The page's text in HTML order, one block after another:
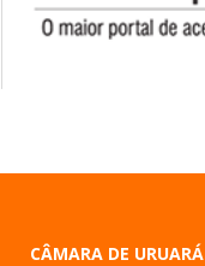
CÂMARA DE URUARÁ